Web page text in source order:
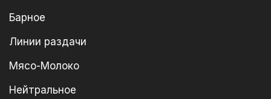
Барное
Линии раздачи
Мясо-Молоко
Нейтральное